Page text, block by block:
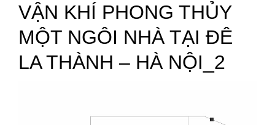
VẬN KHÍ PHONG THỦY
MỘT NGÔI NHÀ TẠI ĐÊ
LA THÀNH – HÀ NỘI_2